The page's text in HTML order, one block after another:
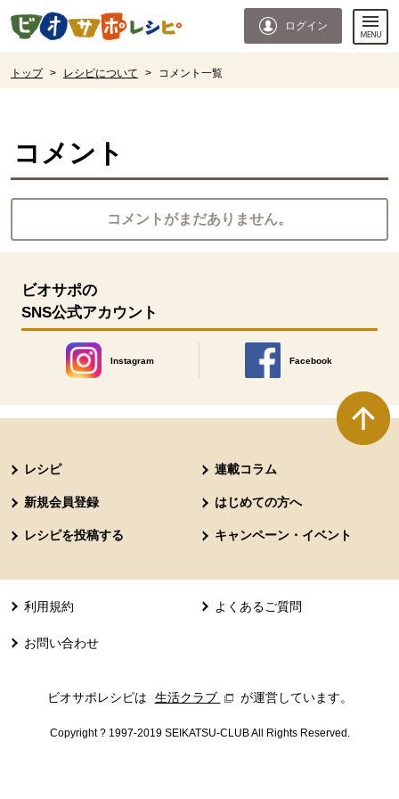
ページの先頭です。
ログイン
トップ > レシピについて > コメント一覧
コメント
コメントがまだありません。
ビオサポの
SNS公式アカウント
Instagram
別のウィンドウで開きます。
Facebook
別のウィンドウで開きます
レシピ 連載コラム
新規会員登録 はじめての方へ
レシピを投稿する キャンペーン・イベント
利用規約 よくあるご質問
お問い合わせ
ビオサポレシピは 生活クラブ 別のウィンドウで開きます。
が運営しています。
Copyright ? 1997-2019 SEIKATSU-CLUB All Rights Reserved.